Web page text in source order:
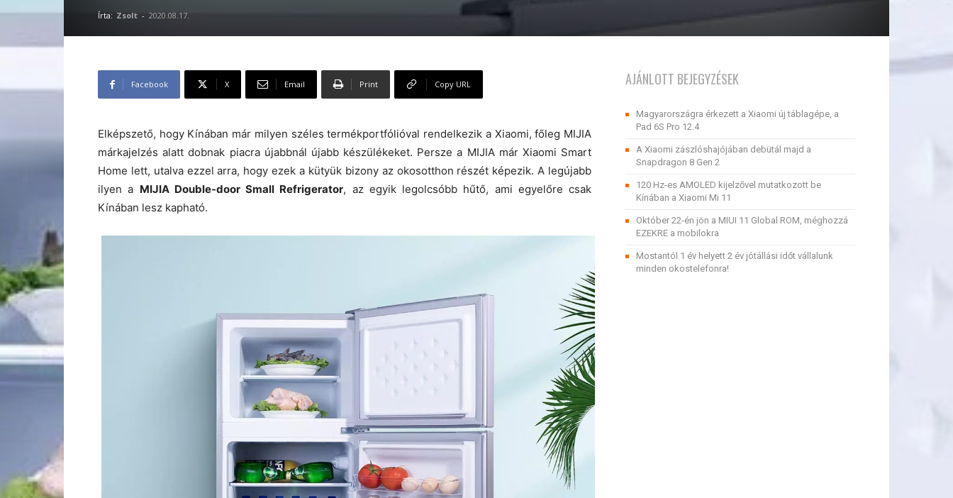
Írta: Zsolt - 2020.08.17.
Facebook X Email Print Copy URL
Elképszető, hogy Kínában már milyen széles termékportfólióval rendelkezik a Xiaomi, főleg MIJIA
márkajelzés alatt dobnak piacra újabbnál újabb készülékeket. Persze a MIJIA már Xiaomi Smart
Home lett, utalva ezzel arra, hogy ezek a kütyük bizony az okosotthon részét képezik. A legújabb
ilyen a MIJIA Double-door Small Refrigerator, az egyik legolcsóbb hűtő, ami egyelőre csak
Kínában lesz kapható.
AJÁNLOTT BEJEGYZÉSEK
Magyarországra érkezett a Xiaomi új táblagépe, a
Pad 6S Pro 12.4
A Xiaomi zászlóshajójában debütál majd a
Snapdragon 8 Gen 2
120 Hz-es AMOLED kijelzővel mutatkozott be
Kínában a Xiaomi Mi 11
Október 22-én jön a MIUI 11 Global ROM, méghozzá
EZEKRE a mobilokra
Mostantól 1 év helyett 2 év jótállási időt vállalunk
minden okostelefonra!